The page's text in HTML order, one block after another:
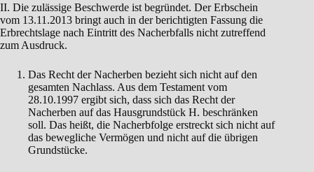
II. Die zulässige Beschwerde ist begründet. Der Erbschein
vom 13.11.2013 bringt auch in der berichtigten Fassung die
Erbrechtslage nach Eintritt des Nacherbfalls nicht zutreffend
zum Ausdruck.
Das Recht der Nacherben bezieht sich nicht auf den
gesamten Nachlass. Aus dem Testament vom
28.10.1997 ergibt sich, dass sich das Recht der
Nacherben auf das Hausgrundstück H. beschränken
soll. Das heißt, die Nacherbfolge erstreckt sich nicht auf
das bewegliche Vermögen und nicht auf die übrigen
Grundstücke.